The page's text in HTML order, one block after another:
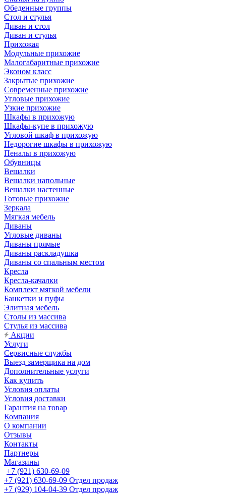
Обеденные группы
Стол и стулья
Диван и стол
Диван и стулья
Прихожая
Модульные прихожие
Малогабаритные прихожие
Эконом класс
Закрытые прихожие
Современные прихожие
Угловые прихожие
Узкие прихожие
Шкафы в прихожую
Шкафы-купе в прихожую
Угловой шкаф в прихожую
Недорогие шкафы в прихожую
Пеналы в прихожую
Обувницы
Вешалки
Вешалки напольные
Вешалки настенные
Готовые прихожие
Зеркала
Мягкая мебель
Диваны
Угловые диваны
Диваны прямые
Диваны раскладушка
Диваны со спальным местом
Кресла
Кресла-качалки
Комплект мягкой мебели
Банкетки и пуфы
Элитная мебель
Столы из массива
Стулья из массива
Акции
Услуги
Сервисные службы
Выезд замерщика на дом
Дополнительные услуги
Как купить
Условия оплаты
Условия доставки
Гарантия на товар
Компания
О компании
Отзывы
Контакты
Партнеры
Магазины
+7 (921) 630-69-09
+7 (921) 630-69-09 Отдел продаж
+7 (929) 104-04-39 Отдел продаж